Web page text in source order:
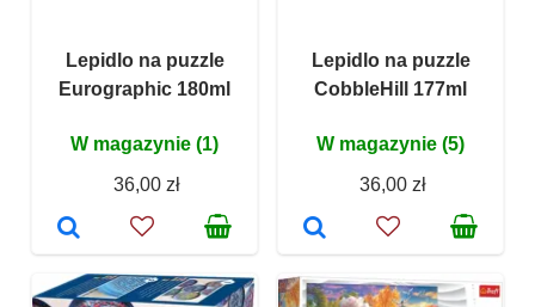
Lepidlo na puzzle
Eurographic 180ml
W magazynie (1)
36,00 zł
Lepidlo na puzzle
CobbleHill 177ml
W magazynie (5)
36,00 zł